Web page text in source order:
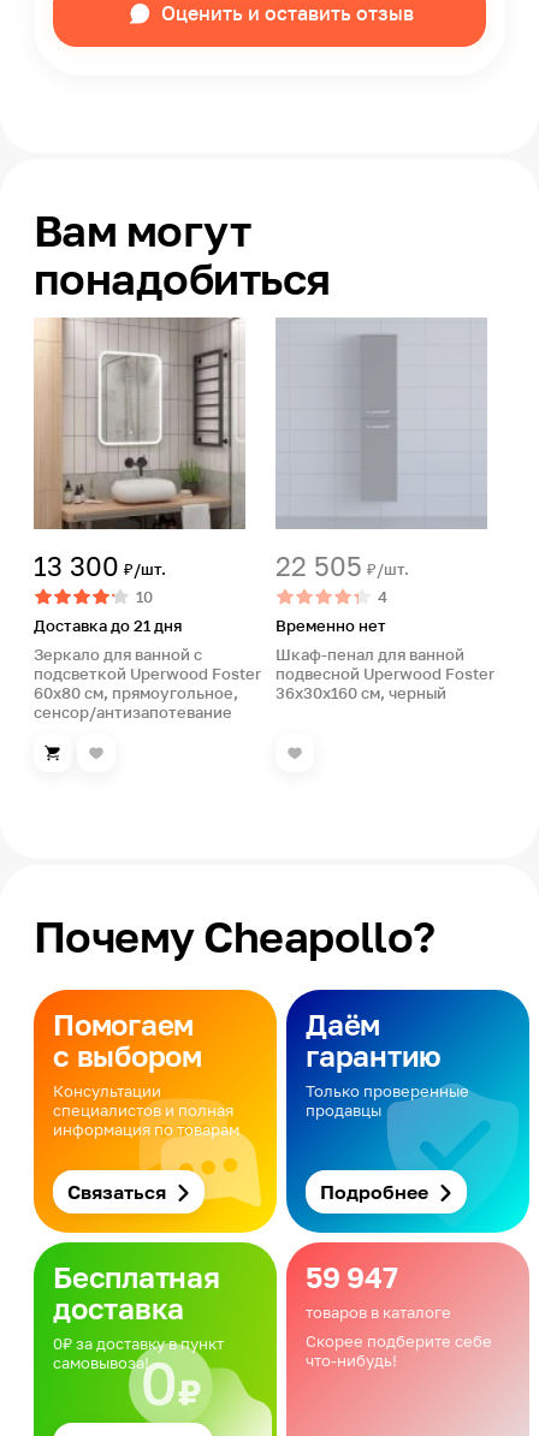
Оценить и оставить отзыв
Вам могут
понадобиться
13 300 ₽/шт.
10
Доставка до 21 дня
Зеркало для ванной с
подсветкой Uperwood Foster
60х80 см, прямоугольное,
сенсор/антизапотевание
22 505 ₽/шт.
4
Временно нет
Шкаф-пенал для ванной
подвесной Uperwood Foster
36х30х160 см, черный
Почему Cheapollo?
Помогаем
с выбором
Консультации
специалистов и полная
информация по товарам
Связаться
Даём
гарантию
Только проверенные
продавцы
Подробнее
Бесплатная
доставка
0₽ за доставку в пункт
самовывоза!
59 947
товаров в каталоге
Скорее подберите себе
что-нибудь!